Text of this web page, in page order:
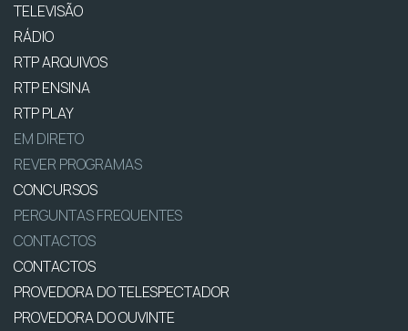
TELEVISÃO
RÁDIO
RTP ARQUIVOS
RTP ENSINA
RTP PLAY
EM DIRETO
REVER PROGRAMAS
CONCURSOS
PERGUNTAS FREQUENTES
CONTACTOS
CONTACTOS
PROVEDORA DO TELESPECTADOR
PROVEDORA DO OUVINTE